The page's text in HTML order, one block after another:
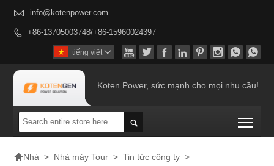
 info@kotenpower.com
 +86-13705003748/+86-15960024397
       
tiếng việt 
Koten Power, sức mạnh cho mọi nhu cầu!

Nhà > Nhà máy Tour > Tin tức công ty >